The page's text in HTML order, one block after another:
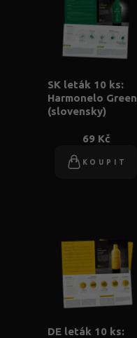
SK leták 10 ks:
Harmonelo Green
(slovensky)
69 Kč
KOUPIT
DE leták 10 ks: